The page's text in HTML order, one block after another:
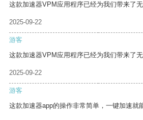
这款加速器VPM应用程序已经为我们带来了无
2025-09-22
游客
这款加速器VPM应用程序已经为我们带来了
2025-09-22
游客
这款加速器app的操作非常简单，一键加速就